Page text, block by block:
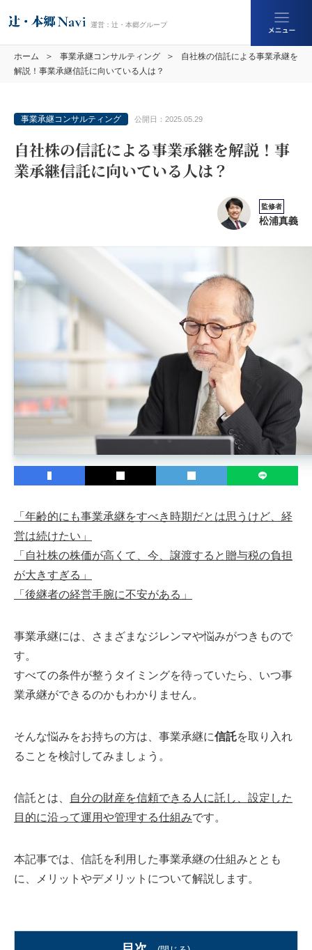
ホーム 事業承継コンサルティング
自社株の信託による事業承継を
解説！事業承継信託に向いている人は？
事業承継コンサルティング 公開日： 2025.05.29
自社株の信託による事業承継を解説！事
業承継信託に向いている人は？
監修者
松浦真義
「年齢的にも事業承継をすべき時期だとは思うけど、経
営は続けたい」
「自社株の株価が高くて、今、譲渡すると贈与税の負担
が大きすぎる」
「後継者の経営手腕に不安がある」
事業承継には、さまざまなジレンマや悩みがつきもので
す。
すべての条件が整うタイミングを待っていたら、いつ事
業承継ができるのかもわかりません。
そんな悩みをお持ちの方は、事業承継に信託を取り入れ
ることを検討してみましょう。
信託とは、
自分の財産を信頼できる人に託し、設定した
目的に沿って運用や管理する仕組みです。
本記事では、信託を利用した事業承継の仕組みととも
に、メリットやデメリットについて解説します。